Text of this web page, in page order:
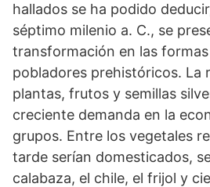
hallados se ha podido
séptimo milenio a. C., se
transformación en las
pobladores prehistóricos. La
plantas, frutos y semillas
creciente demanda en la
grupos. Entre los vegetales
tarde serían domesticados,
calabaza, el chile, el frijol y